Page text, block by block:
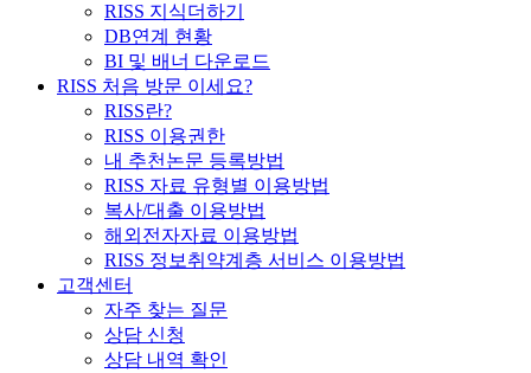
RISS 지식더하기
DB연계 현황
BI 및 배너 다운로드
RISS 처음 방문 이세요?
RISS란?
RISS 이용권한
내 추천논문 등록방법
RISS 자료 유형별 이용방법
복사/대출 이용방법
해외전자자료 이용방법
RISS 정보취약계층 서비스 이용방법
고객센터
자주 찾는 질문
상담 신청
상담 내역 확인